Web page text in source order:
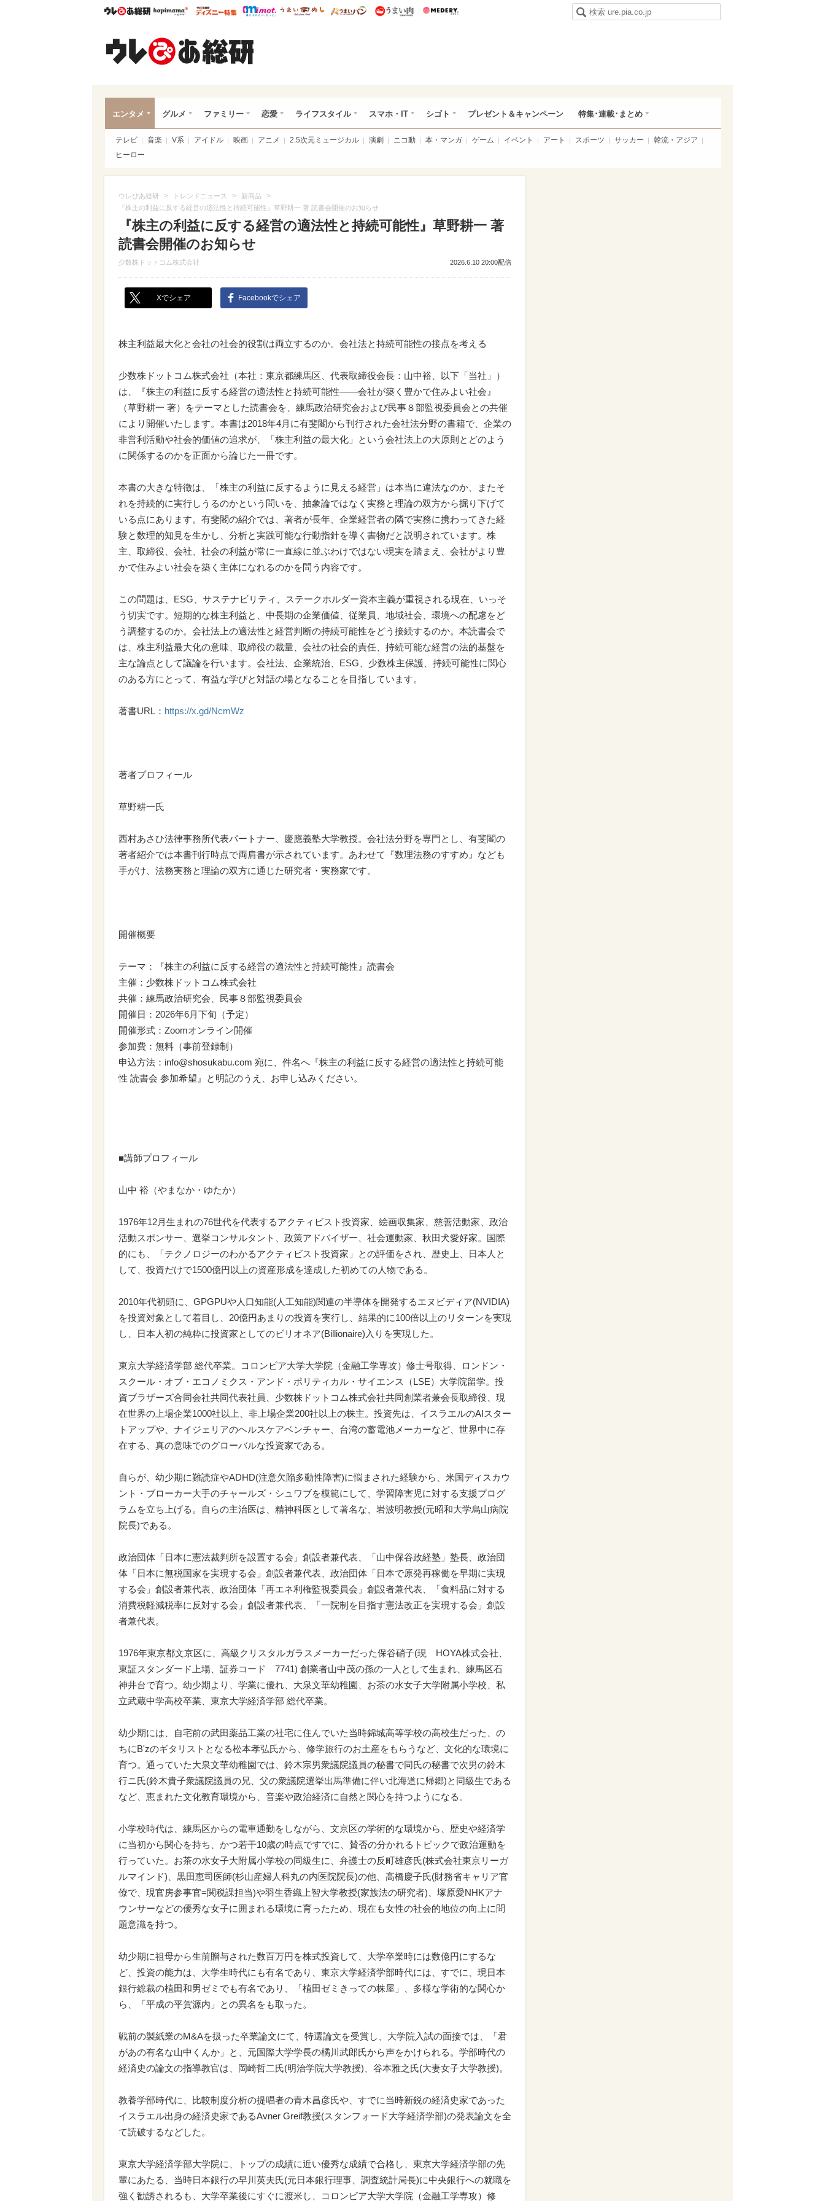
ウレぴあ総研ハピママ* ウレぴあ総研 ディズニー特集
mimot. うまいめし うまいパン うまい肉
エンタメ グルメ ファミリー 恋愛 ライフスタイル スマホ・IT シゴト プレゼント＆キャンペーン 特集･連載･まとめ
テレビ 音楽 V系 アイドル 映画 アニメ 2.5次元ミュージカル 演劇 ニコ動 本・マンガ ゲーム イベント アート スポーツ サッカー
韓流・アジア
ヒーロー
ウレぴあ総研 > トレンドニュース > 新商品 >
『株主の利益に反する経営の適法性と持続可能性』草野耕一 著 読書会開催のお知らせ
『株主の利益に反する経営の適法性と持続可能性』草野耕一 著
読書会開催のお知らせ
少数株ドットコム株式会社 2026.6.10 20:00配信
Xでシェア Facebookでシェア
株主利益最大化と会社の社会的役割は両立するのか。会社法と持続可能性の接点を考える
少数株ドットコム株式会社（本社：東京都練馬区、代表取締役会長：山中裕、以下「当社」）
は、『株主の利益に反する経営の適法性と持続可能性――会社が築く豊かで住みよい社会』
（草野耕一 著）をテーマとした読書会を、練馬政治研究会および民事８部監視委員会との共催
により開催いたします。本書は2018年4月に有斐閣から刊行された会社法分野の書籍で、企業の
非営利活動や社会的価値の追求が、「株主利益の最大化」という会社法上の大原則とどのよう
に関係するのかを正面から論じた一冊です。
本書の大きな特徴は、「株主の利益に反するように見える経営」は本当に違法なのか、またそ
れを持続的に実行しうるのかという問いを、抽象論ではなく実務と理論の双方から掘り下げて
いる点にあります。有斐閣の紹介では、著者が長年、企業経営者の隣で実務に携わってきた経
験と数理的知見を生かし、分析と実践可能な行動指針を導く書物だと説明されています。株
主、取締役、会社、社会の利益が常に一直線に並ぶわけではない現実を踏まえ、会社がより豊
かで住みよい社会を築く主体になれるのかを問う内容です。
この問題は、ESG、サステナビリティ、ステークホルダー資本主義が重視される現在、いっそ
う切実です。短期的な株主利益と、中長期の企業価値、従業員、地域社会、環境への配慮をど
う調整するのか。会社法上の適法性と経営判断の持続可能性をどう接続するのか。本読書会で
は、株主利益最大化の意味、取締役の裁量、会社の社会的責任、持続可能な経営の法的基盤を
主な論点として議論を行います。会社法、企業統治、ESG、少数株主保護、持続可能性に関心
のある方にとって、有益な学びと対話の場となることを目指しています。
著書URL： https://x.gd/NcmWz
著者プロフィール
草野耕一氏
西村あさひ法律事務所代表パートナー、慶應義塾大学教授。会社法分野を専門とし、有斐閣の
著者紹介では本書刊行時点で両肩書が示されています。あわせて『数理法務のすすめ』なども
手がけ、法務実務と理論の双方に通じた研究者・実務家です。
開催概要
テーマ：『株主の利益に反する経営の適法性と持続可能性』読書会
主催：少数株ドットコム株式会社
共催：練馬政治研究会、民事８部監視委員会
開催日：2026年6月下旬（予定）
開催形式：Zoomオンライン開催
参加費：無料（事前登録制）
申込方法：info@shosukabu.com 宛に、件名へ『株主の利益に反する経営の適法性と持続可能
性 読書会 参加希望』と明記のうえ、お申し込みください。
■講師プロフィール
山中 裕（やまなか・ゆたか）
1976年12月生まれの76世代を代表するアクティビスト投資家、絵画収集家、慈善活動家、政治
活動スポンサー、選挙コンサルタント、政策アドバイザー、社会運動家、秋田犬愛好家。国際
的にも、「テクノロジーのわかるアクティビスト投資家」との評価をされ、歴史上、日本人と
して、投資だけで1500億円以上の資産形成を達成した初めての人物である。
2010年代初頭に、GPGPUや人口知能(人工知能)関連の半導体を開発するエヌビディア(NVIDIA)
を投資対象として着目し、20億円あまりの投資を実行し、結果的に100倍以上のリターンを実現
し、日本人初の純粋に投資家としてのビリオネア(Billionaire)入りを実現した。
東京大学経済学部 総代卒業。コロンビア大学大学院（金融工学専攻）修士号取得、ロンドン・
スクール・オブ・エコノミクス・アンド・ポリティカル・サイエンス（LSE）大学院留学。投
資ブラザーズ合同会社共同代表社員、少数株ドットコム株式会社共同創業者兼会長取締役、現
在世界の上場企業1000社以上、非上場企業200社以上の株主。投資先は、イスラエルのAIスター
トアップや、ナイジェリアのヘルスケアベンチャー、台湾の蓄電池メーカーなど、世界中に存
在する、真の意味でのグローバルな投資家である。
自らが、幼少期に難読症やADHD(注意欠陥多動性障害)に悩まされた経験から、米国ディスカウ
ント・ブローカー大手のチャールズ・シュワブを模範にして、学習障害児に対する支援プログ
ラムを立ち上げる。自らの主治医は、精神科医として著名な、岩波明教授(元昭和大学烏山病院
院長)である。
政治団体「日本に憲法裁判所を設置する会」創設者兼代表、「山中保谷政経塾」塾長、政治団
体「日本に無税国家を実現する会」創設者兼代表、政治団体「日本で原発再稼働を早期に実現
する会」創設者兼代表、政治団体「再エネ利権監視委員会」創設者兼代表、「食料品に対する
消費税軽減税率に反対する会」創設者兼代表、「一院制を目指す憲法改正を実現する会」創設
者兼代表。
1976年東京都文京区に、高級クリスタルガラスメーカーだった保谷硝子(現 HOYA株式会社、
東証スタンダード上場、証券コード 7741) 創業者山中茂の孫の一人として生まれ、練馬区石
神井台で育つ。幼少期より、学業に優れ、大泉文華幼稚園、お茶の水女子大学附属小学校、私
立武蔵中学高校卒業、東京大学経済学部 総代卒業。
幼少期には、自宅前の武田薬品工業の社宅に住んでいた当時錦城高等学校の高校生だった、の
ちにB'zのギタリストとなる松本孝弘氏から、修学旅行のお土産をもらうなど、文化的な環境に
育つ。通っていた大泉文華幼稚園では、鈴木宗男衆議院議員の秘書で同氏の秘書で次男の鈴木
行ニ氏(鈴木貴子衆議院議員の兄、父の衆議院選挙出馬準備に伴い北海道に帰郷)と同級生である
など、恵まれた文化教育環境から、音楽や政治経済に自然と関心を持つようになる。
小学校時代は、練馬区からの電車通勤をしながら、文京区の学術的な環境から、歴史や経済学
に当初から関心を持ち、かつ若干10歳の時点ですでに、賛否の分かれるトピックで政治運動を
行っていた。お茶の水女子大附属小学校の同級生に、弁護士の反町雄彦氏(株式会社東京リーガ
ルマインド)、黒田恵司医師(杉山産婦人科丸の内医院院長)の他、高橋慶子氏(財務省キャリア官
僚で、現官房参事官=関税課担当)や羽生香織上智大学教授(家族法の研究者)、塚原愛NHKアナ
ウンサーなどの優秀な女子に囲まれる環境に育ったため、現在も女性の社会的地位の向上に問
題意識を持つ。
幼少期に祖母から生前贈与された数百万円を株式投資して、大学卒業時には数億円にするな
ど、投資の能力は、大学生時代にも有名であり、東京大学経済学部時代には、すでに、現日本
銀行総裁の植田和男ゼミでも有名であり、「植田ゼミきっての株屋」、多様な学術的な関心か
ら、「平成の平賀源内」との異名をも取った。
戦前の製紙業のM&Aを扱った卒業論文にて、特選論文を受賞し、大学院入試の面接では、「君
があの有名な山中くんか」と、元国際大学学長の橘川武郎氏から声をかけられる。学部時代の
経済史の論文の指導教官は、岡崎哲二氏(明治学院大学教授)、谷本雅之氏(大妻女子大学教授)。
教養学部時代に、比較制度分析の提唱者の青木昌彦氏や、すでに当時新鋭の経済史家であった
イスラエル出身の経済史家であるAvner Greif教授(スタンフォード大学経済学部)の発表論文を全
て読破するなどした。
東京大学経済学部大学院に、トップの成績に近い優秀な成績で合格し、東京大学経済学部の先
輩にあたる、当時日本銀行の早川英夫氏(元日本銀行理事、調査統計局長)に中央銀行への就職を
強く勧誘されるも、大学卒業後にすぐに渡米し、コロンビア大学大学院（金融工学専攻）修